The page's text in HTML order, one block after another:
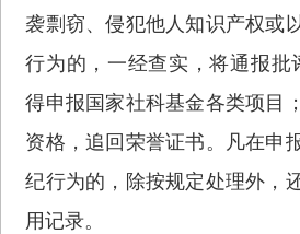
袭剽窃、侵犯他人知识产权或
行为的，一经查实，将通报批
得申报国家社科基金各类项目
资格，追回荣誉证书。凡在申
纪行为的，除按规定处理外，
用记录。